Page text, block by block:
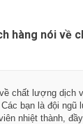
hàng nói về
chất lượng dịch
bạn là đội ngũ
nhiệt thành,